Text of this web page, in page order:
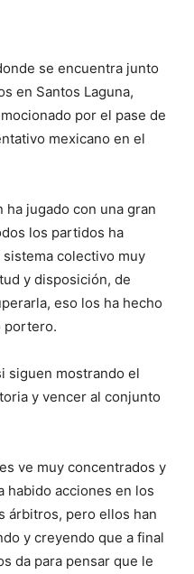
se encuentra junto
en Santos Laguna,
por el pase de
mexicano en el
jugado con una gran
los partidos ha
colectivo muy
y disposición, de
eso los ha hecho
portero.
siguen mostrando el
y vencer al conjunto
ve muy concentrados y
habido acciones en los
árbitros, pero ellos han
y creyendo que a final
da para pensar que le